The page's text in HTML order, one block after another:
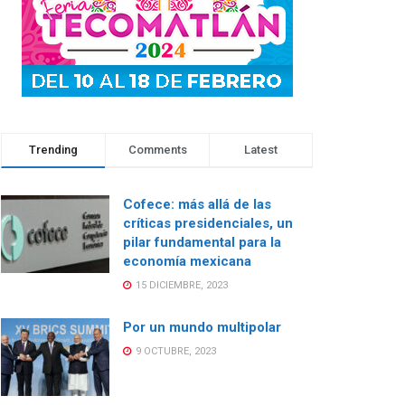
Trending Comments Latest
Cofece: más allá de las
críticas presidenciales, un
pilar fundamental para la
economía mexicana
15 DICIEMBRE, 2023
Por un mundo multipolar
9 OCTUBRE, 2023